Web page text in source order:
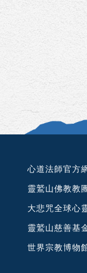
心道法師官方
靈鷲山佛教教
大悲咒全球心
靈鷲山慈善基
世界宗教博物